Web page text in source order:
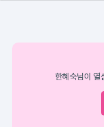
한혜숙님이 열